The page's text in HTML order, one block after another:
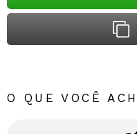
O QUE VOCÊ